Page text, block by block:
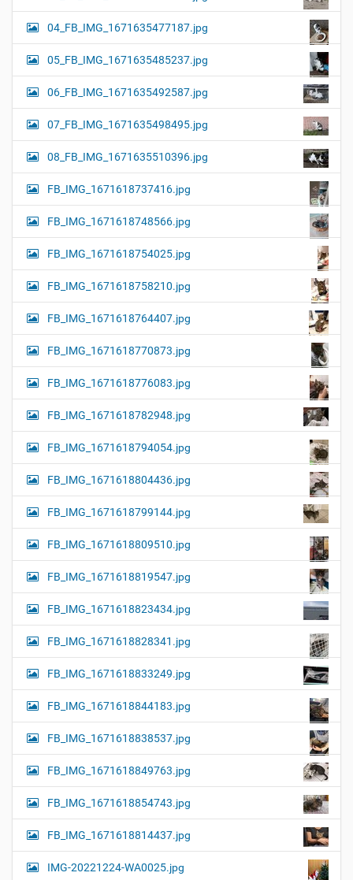
04_FB_IMG_1671635477187.jpg
05_FB_IMG_1671635485237.jpg
06_FB_IMG_1671635492587.jpg
07_FB_IMG_1671635498495.jpg
08_FB_IMG_1671635510396.jpg
FB_IMG_1671618737416.jpg
FB_IMG_1671618748566.jpg
FB_IMG_1671618754025.jpg
FB_IMG_1671618758210.jpg
FB_IMG_1671618764407.jpg
FB_IMG_1671618770873.jpg
FB_IMG_1671618776083.jpg
FB_IMG_1671618782948.jpg
FB_IMG_1671618794054.jpg
FB_IMG_1671618804436.jpg
FB_IMG_1671618799144.jpg
FB_IMG_1671618809510.jpg
FB_IMG_1671618819547.jpg
FB_IMG_1671618823434.jpg
FB_IMG_1671618828341.jpg
FB_IMG_1671618833249.jpg
FB_IMG_1671618844183.jpg
FB_IMG_1671618838537.jpg
FB_IMG_1671618849763.jpg
FB_IMG_1671618854743.jpg
FB_IMG_1671618814437.jpg
IMG-20221224-WA0025.jpg